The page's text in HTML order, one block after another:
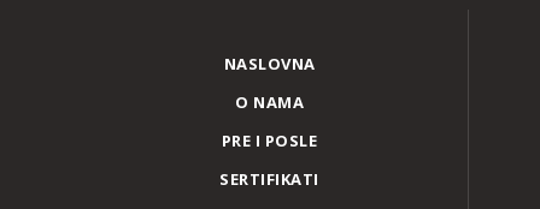
NASLOVNA
O NAMA
PRE I POSLE
SERTIFIKATI